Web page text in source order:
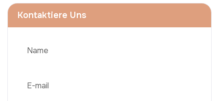
Kontaktiere Uns